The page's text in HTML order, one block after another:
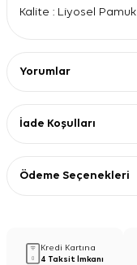
Kalite : Liyosel Pamuk
Yorumlar
İade Koşulları
Ödeme Seçenekleri
Kredi Kartına
4 Taksit İmkanı